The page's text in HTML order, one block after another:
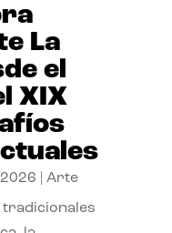
La
el
XIX
Arte
tradicionales